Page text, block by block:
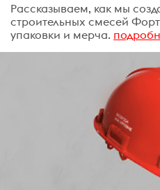
Рассказываем, как мы
строительных смесей
упаковки и мерча.